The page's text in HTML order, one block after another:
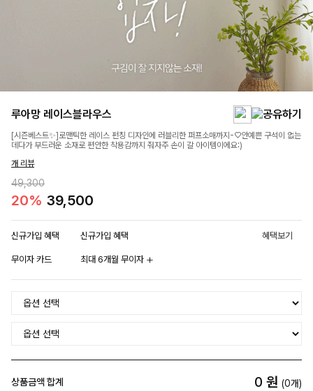
루아망 레이스블라우스
[시즌베스트✨]로맨틱한 레이스 펀칭 디자인에 러블리한 퍼프소매까지-♡안예쁜 구석이 없는
데다가 부드러운 소재로 편안한 착용감까지 줘자주 손이 갈 아이템이에요:)
개 리뷰
49,300
20% 39,500
신규가입 혜택 신규가입 혜택 혜택보기
무이자 카드 최대 6개월 무이자
상품금액 합계 0 원 (0개)